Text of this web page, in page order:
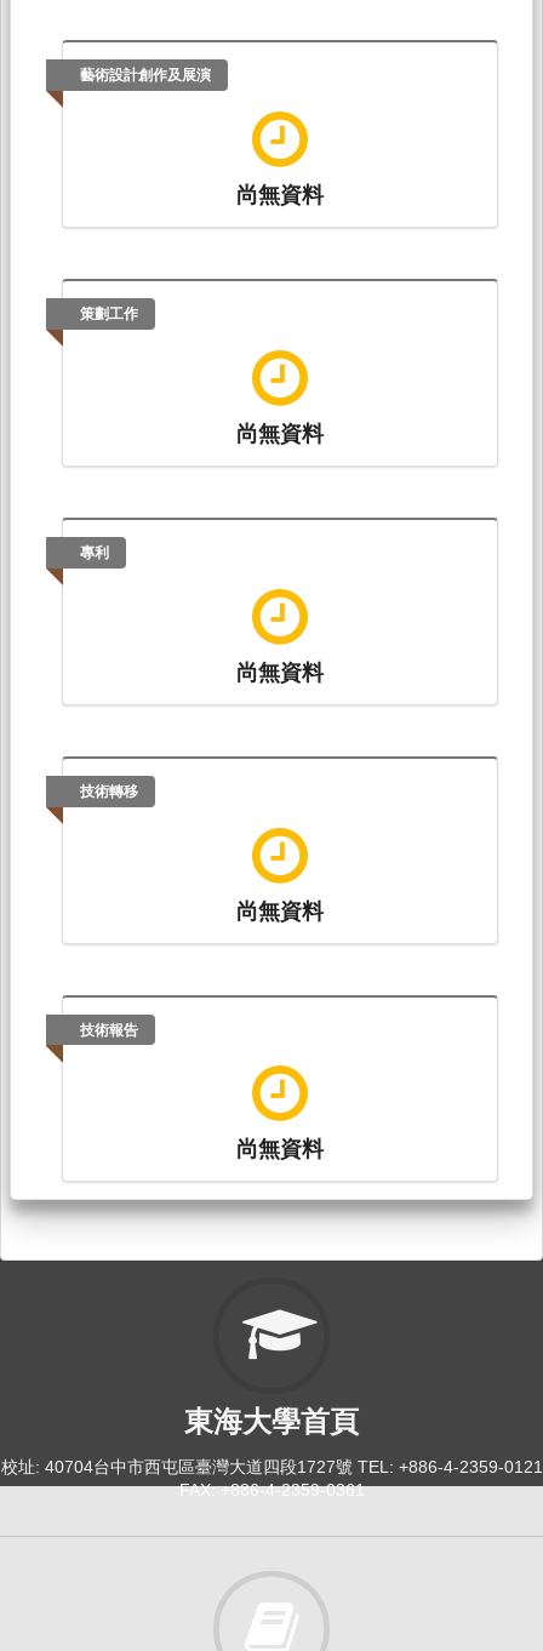
藝術設計創作及展演
尚無資料
策劃工作
尚無資料
專利
尚無資料
技術轉移
尚無資料
技術報告
尚無資料
東海大學首頁
校址: 40704台中市西屯區臺灣大道四段1727號 TEL: +886-4-2359-0121
FAX: +886-4-2359-0361